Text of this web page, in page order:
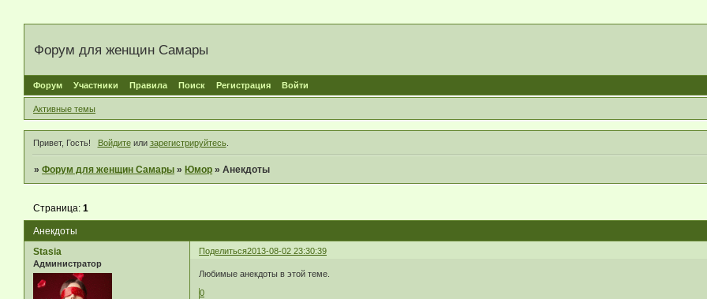
Форум для женщин Самары
Форум Участники Правила Поиск Регистрация Войти
Активные темы
Привет, Гость! Войдитеили зарегистрируйтесь.
»Форум для женщин Самары » Юмор »Анекдоты
Анекдоты
Страница:1
Поделиться2013-08-02 23:30:39
Stasia
Администратор
Любимые анекдоты в этой теме.
0